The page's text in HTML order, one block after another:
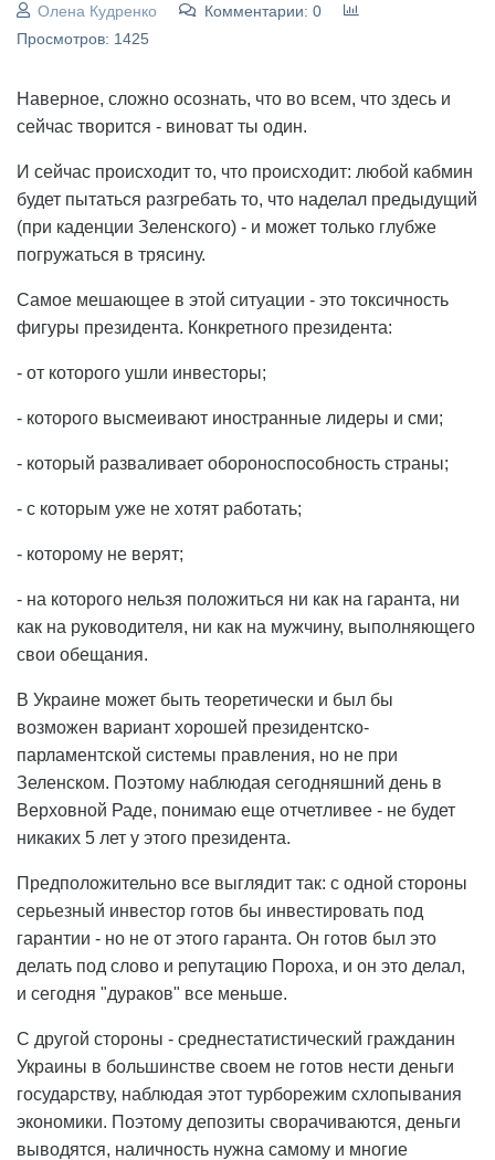
Олена Кудренко
Комментарии: 0
Просмотров: 1425
Наверное, сложно осознать, что во всем, что здесь и
сейчас творится - виноват ты один.
И сейчас происходит то, что происходит: любой кабмин
будет пытаться разгребать то, что наделал предыдущий
(при каденции Зеленского) - и может только глубже
погружаться в трясину.
Самое мешающее в этой ситуации - это токсичность
фигуры президента. Конкретного президента:
- от которого ушли инвесторы;
- которого высмеивают иностранные лидеры и сми;
- который разваливает обороноспособность страны;
- с которым уже не хотят работать;
- которому не верят;
- на которого нельзя положиться ни как на гаранта, ни
как на руководителя, ни как на мужчину, выполняющего
свои обещания.
В Украине может быть теоретически и был бы
возможен вариант хорошей президентско-
парламентской системы правления, но не при
Зеленском. Поэтому наблюдая сегодняшний день в
Верховной Раде, понимаю еще отчетливее - не будет
никаких 5 лет у этого президента.
Предположительно все выглядит так: с одной стороны
серьезный инвестор готов бы инвестировать под
гарантии - но не от этого гаранта. Он готов был это
делать под слово и репутацию Пороха, и он это делал,
и сегодня "дураков" все меньше.
С другой стороны - среднестатистический гражданин
Украины в большинстве своем не готов нести деньги
государству, наблюдая этот турборежим схлопывания
экономики. Поэтому депозиты сворачиваются, деньги
выводятся, наличность нужна самому и многие